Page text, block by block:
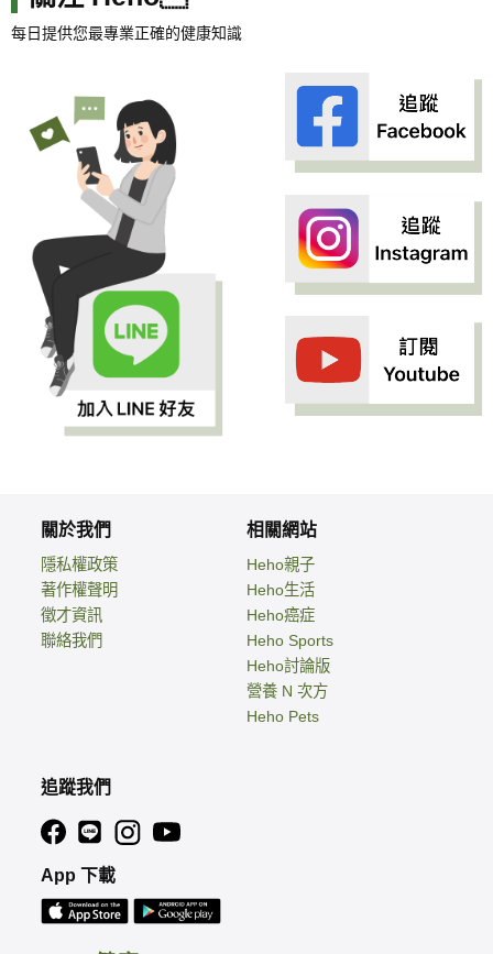
每日提供您最專業正確的健康知識
關於我們
隱私權政策
著作權聲明
徵才資訊
聯絡我們
相關網站
Heho親子
Heho生活
Heho癌症
Heho Sports
Heho討論版
營養 N 次方
Heho Pets
追蹤我們
App 下載